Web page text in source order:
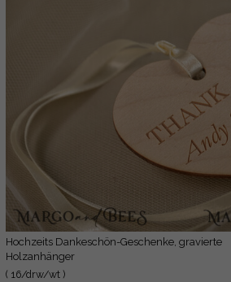
Hochzeits Dankeschön-Geschenke, gravierte
Holzanhänger
( 16/drw/wt )